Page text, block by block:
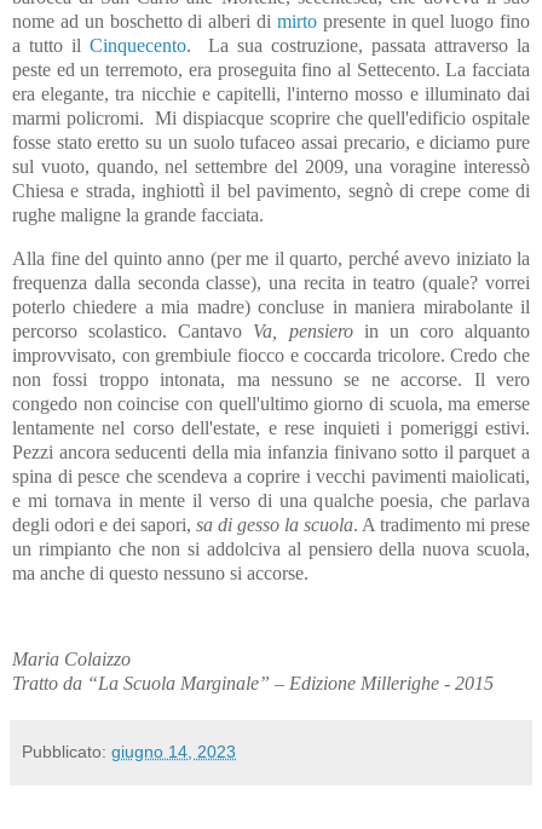
nome ad un boschetto di alberi di mirtopresente in quel luogo fino
a tutto il Cinquecento.
La sua costruzione, passata attraverso la
peste ed un terremoto, era proseguita fino al Settecento. La facciata
era elegante, tra nicchie e capitelli, l'interno mosso e illuminato dai
marmi policromi.
Mi dispiacque scoprire che quell'edificio ospitale
fosse stato eretto su un suolo tufaceo assai precario, e diciamo pure
sul vuoto, quando, nel settembre del 2009, una voragine interessò
Chiesa e strada, inghiottì il bel pavimento, segnò di crepe come di
rughe maligne la grande facciata.
Alla fine del quinto anno (per me il quarto, perché avevo iniziato la
frequenza dalla seconda classe), una recita in teatro (quale? vorrei
poterlo chiedere a mia madre) concluse in maniera mirabolante il
percorso scolastico. Cantavo Va, pensiero in un coro alquanto
improvvisato, con grembiule fiocco e coccarda tricolore. Credo che
non fossi troppo intonata, ma nessuno se ne accorse. Il vero
congedo non coincise con quell'ultimo giorno di scuola, ma emerse
lentamente nel corso dell'estate, e rese inquieti i pomeriggi estivi.
Pezzi ancora seducenti della mia infanzia finivano sotto il parquet a
spina di pesce che scendeva a coprire i vecchi pavimenti maiolicati,
e mi tornava in mente il verso di una qualche poesia, che parlava
degli odori e dei sapori, sa di gesso la scuola. A tradimento mi prese
un rimpianto che non si addolciva al pensiero della nuova scuola,
ma anche di questo nessuno si accorse.
Maria Colaizzo
Tratto da “La Scuola Marginale” – Edizione Millerighe - 2015
Pubblicato: giugno 14, 2023